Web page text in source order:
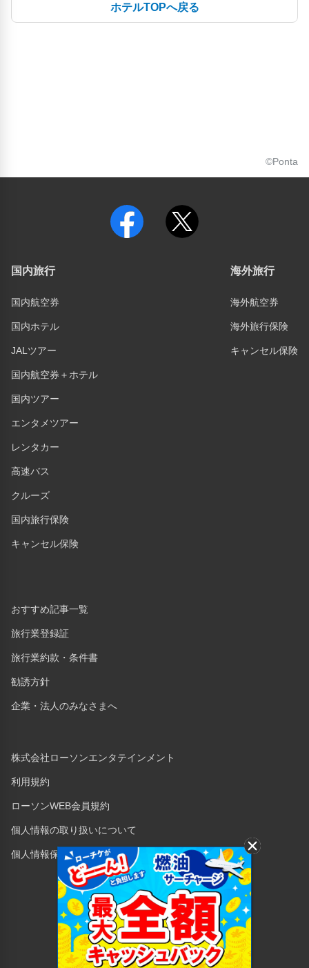
ホテルTOPへ戻る
©Ponta
国内旅行
国内航空券
国内ホテル
JALツアー
国内航空券＋ホテル
国内ツアー
エンタメツアー
レンタカー
高速バス
クルーズ
国内旅行保険
キャンセル保険
おすすめ記事一覧
旅行業登録証
旅行業約款・条件書
勧誘方針
企業・法人のみなさまへ
株式会社ローソンエンタテインメント
利用規約
ローソンWEB会員規約
個人情報の取り扱いについて
個人情報保護方針
海外旅行
海外航空券
海外旅行保険
キャンセル保険
Copyright © 1998 Lawson Entertainment, Inc.